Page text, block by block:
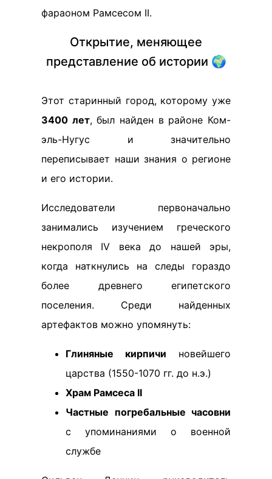
фараоном Рамсесом II.
Открытие, меняющее
представление об истории 🌍
Этот старинный город, которому уже
3400 лет, был найден в районе Ком-
эль-Нугус и значительно
переписывает наши знания о регионе
и его истории.
Исследователи первоначально
занимались изучением греческого
некрополя IV века до нашей эры,
когда наткнулись на следы гораздо
более древнего египетского
поселения. Среди найденных
артефактов можно упомянуть:
Глиняные кирпичи новейшего
царства (1550-1070 гг. до н.э.)
Храм Рамсеса II
Частные погребальные часовни
с упоминаниями о военной
службе